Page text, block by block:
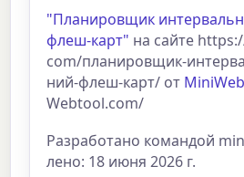
"Планировщик
флеш-карт" на сайте
com/планировщик-
ний-флеш-карт/ от
Webtool.com/
Разработано командой
лено: 18 июня 2026 г.